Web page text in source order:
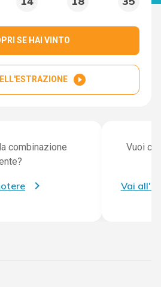
SE HAI VINTO
play_circle_filled
combinazione
Vuoi
Vai